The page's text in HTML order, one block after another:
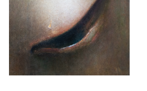
偏绿的中性灰色。因此，在设计我的
的混凝土灰色做墙。
我和建筑设计师一起制作了一个特殊
置，使墙上的画作能够获得尽可能最
入，并与人工光结合）。作为一个想
画家，我还根据自己的绘画需求，将